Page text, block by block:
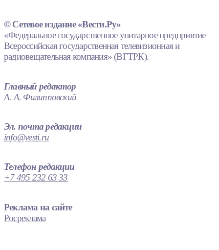
© Сетевое издание «Вести.Ру»
«Федеральное государственное унитарное предприятие
Всероссийская государственная телевизионная и
радиовещательная компания» (ВГТРК).
Главный редактор
А. А. Филипповский
Эл. почта редакции
info@vesti.ru
Телефон редакции
+7 495 232 63 33
Реклама на сайте
Росреклама